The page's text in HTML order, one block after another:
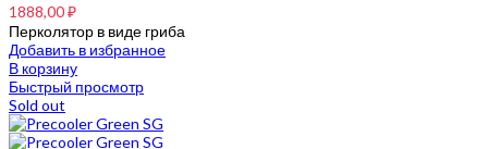
1888,00₽
Перколятор в виде гриба
Добавить в избранное
В корзину
Быстрый просмотр
Sold out